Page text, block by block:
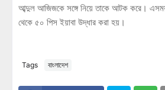
আব্দুল আজিজকে সঙ্গে নিয়ে তাকে আটক করে।
থেকে ৫০ পিস ইয়াবা উদ্ধার করা হয়।
Tags বাংলাদেশ